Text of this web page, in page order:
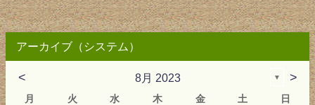
アーカイブ（システム）
< 8月 2023 ▼ >
月 火 水 木 金 土 日